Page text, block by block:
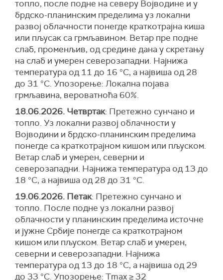
топло, после подне на северу Војводине и у
брдско-планинским пределима уз локални
развој облачности понегде краткотрајна киша
или пљусак са грмљавином. Ветар пре подне
слаб, променљив, од средине дана у скретању
на слаб и умерен северозападни. Најнижа
температура од 11 до 16 °С, а највиша од 28
до 31 °С. Упозорење: Локална појава
грмљавина, вероватноћа 60%.
18.06.2026. Четвртак: Претежно сунчано и
топло. Уз локални развој облачности у
Војводини и брдско-планинским пределима
понегде са краткотрајном кишом или пљуском.
Ветар слаб и умерен, северни и
северозападни. Најнижа температура од 13 до
18 °С, а највиша од 28 до 31 °С.
19.06.2026. Петак: Претежно сунчано и
топло. После подне уз локални развој
облачности у планинским пределима источне
и јужне Србије понегде са краткотрајном
кишом или пљуском. Ветар слаб и умерен,
северни и северозападни. Најнижа
температура од 13 до 18 °С, а највиша од 29
до 33 °С. Упозорење: Tmax ≥ 32